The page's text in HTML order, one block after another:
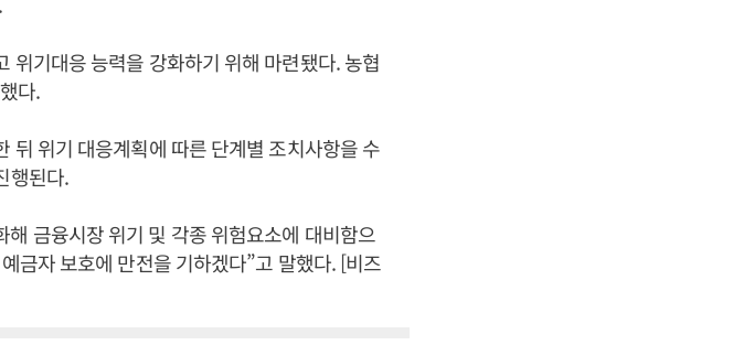
위기대응 능력을 강화하기 위해 마련됐다. 농협
다.
뒤 위기 대응계획에 따른 단계별 조치사항을 수
행된다.
금융시장 위기 및 각종 위험요소에 대비함으
금자 보호에 만전을 기하겠다”고 말했다. [비즈